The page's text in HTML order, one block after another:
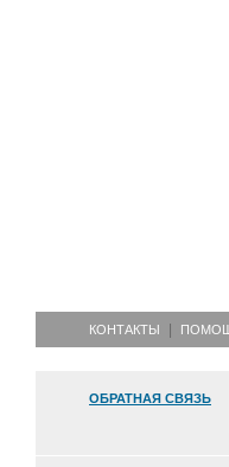
КОНТАКТЫ
ОБРАТНАЯ СВЯЗЬ